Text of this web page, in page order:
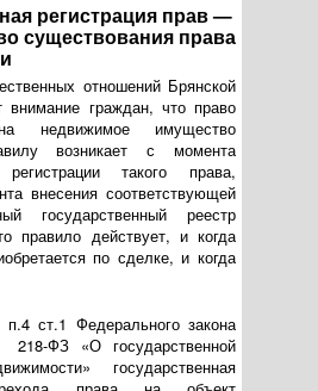
регистрация прав —
существования права
отношений Брянской
внимание граждан, что право
на недвижимое имущество
возникает с момента
регистрации такого права,
внесения соответствующей
государственный реестр
правило действует, и когда
по сделке, и когда
п.4 ст.1 Федерального закона
218-ФЗ«О государственной
государственная